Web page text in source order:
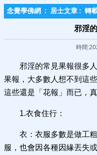
念覺學佛網 : 居士文章 : 轉
邪淫
時間
邪淫的常見果報很多
果報，大多數人想不到這
這些還是「花報」而已，
1.衣食住行：
衣：衣服多數是做工
服，也會因各種因緣丟失